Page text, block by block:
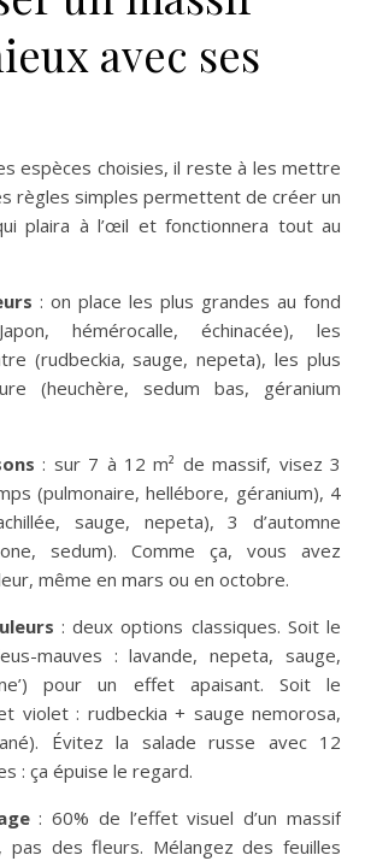
avec ses
espèces choisies, il reste à les mettre
règles simples permettent de créer un
plaira à l’œil et fonctionnera tout au
: on place les plus grandes au fond
hémérocalle, échinacée), les
(rudbeckia, sauge, nepeta), les plus
(heuchère, sedum bas, géranium
: sur 7 à 12 m² de massif, visez 3
(pulmonaire, hellébore, géranium), 4
sauge, nepeta), 3 d’automne
sedum). Comme ça, vous avez
même en mars ou en octobre.
: deux options classiques. Soit le
mauves : lavande, nepeta, sauge,
pour un effet apaisant. Soit le
violet : rudbeckia + sauge nemorosa,
Évitez la salade russe avec 12
: ça épuise le regard.
: 60% de l’effet visuel d’un massif
pas des fleurs. Mélangez des feuilles